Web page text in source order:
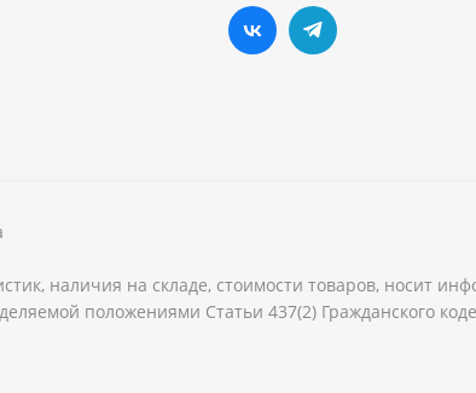
наличия на складе, стоимости товаров, носит
положениями Статьи 437(2) Гражданского